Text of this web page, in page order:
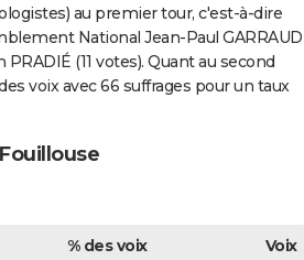
au premier tour, c'est-à-dire
National Jean-Paul GARRAUD
(11 votes). Quant au second
voix avec 66 suffrages pour un taux
% des voix Voix